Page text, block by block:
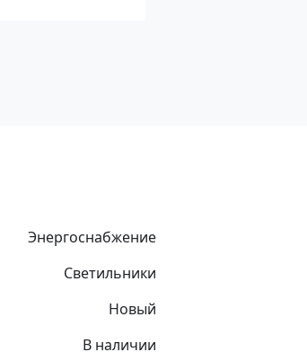
Энергоснабжение
Светильники
Новый
В наличии